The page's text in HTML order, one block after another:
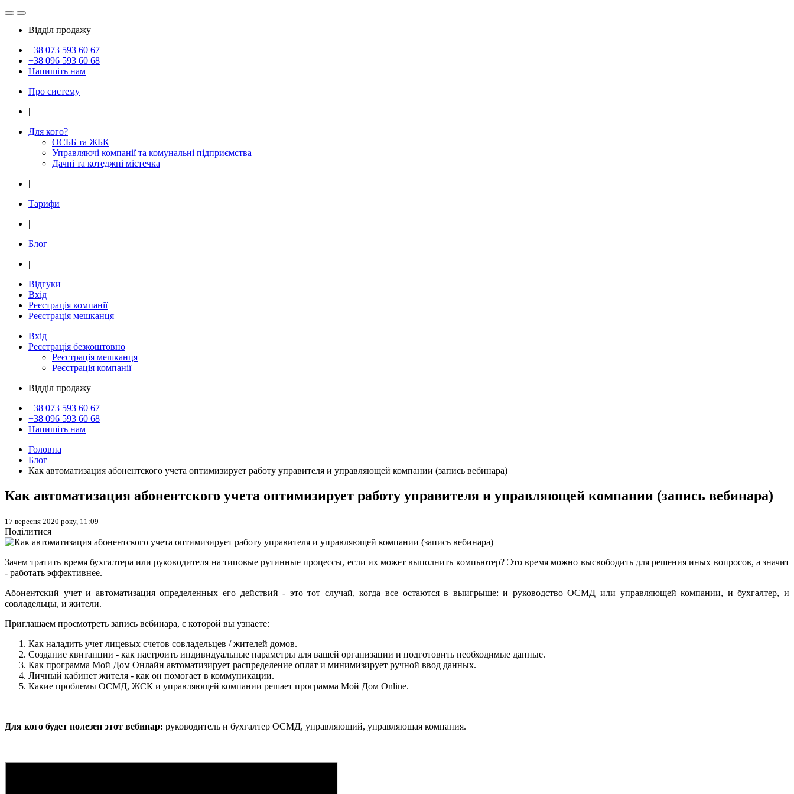
Відділ продажу
+38 073 593 60 67
+38 096 593 60 68
Напишіть нам
Про систему
|
Для кого?
ОСББ та ЖБК
Управляючі компанії та комунальні підприємства
Дачнi та котеджні мiстечка
|
Тарифи
|
Блог
|
Відгуки
Вхід
Реєстрація компанії
Реєстрація мешканця
Вхід
Реєстрація безкоштовно
Реєстрація мешканця
Реєстрація компанії
Відділ продажу
+38 073 593 60 67
+38 096 593 60 68
Напишіть нам
Головна
Блог
Как автоматизация абонентского учета оптимизирует работу управителя и управляющей компании (запись вебинара)
Как автоматизация абонентского учета оптимизирует работу управителя и управляющей компании (запись вебинара)
17 вересня 2020 року, 11:09
Поділитися
Зачем тратить время бухгалтера или руководителя на типовые рутинные процессы, если их может выполнить компьютер? Это время можно высвободить для решения иных вопросов, а значит
- работать эффективнее.
Абонентский учет и автоматизация определенных его действий - это тот случай, когда все остаются в выигрыше: и руководство ОСМД или управляющей компании, и бухгалтер, и
совладельцы, и жители.
Приглашаем просмотреть запись вебинара, с которой вы узнаете:
Как наладить учет лицевых счетов совладельцев / жителей домов.
Создание квитанции - как настроить индивидуальные параметры для вашей организации и подготовить необходимые данные.
Как программа Мой Дом Онлайн автоматизирует распределение оплат и минимизирует ручной ввод данных.
Личный кабинет жителя - как он помогает в коммуникации.
Какие проблемы ОСМД, ЖСК и управляющей компании решает программа Мой Дом Online.
Для кого будет полезен этот вебинар: руководитель и бухгалтер ОСМД, управляющий, управляющая компания.